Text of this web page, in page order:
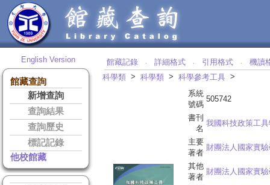
English Version
館藏查詢
新增查詢
查詢結果
查詢歷史
標記記錄
他校館藏
館藏記錄 ‧ 詳細格式 ‧ 引用格式 ‧
機讀
科學類 > 科學類 > 科學參考工具 >
系統
號碼
505742
書刊
名
我國科技政策工
主要
著者
財團法人國家實
其他
著者
財團法人國家實